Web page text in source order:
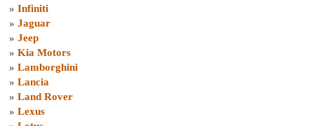
» Infiniti
» Jaguar
» Jeep
» Kia Motors
» Lamborghini
» Lancia
» Land Rover
» Lexus